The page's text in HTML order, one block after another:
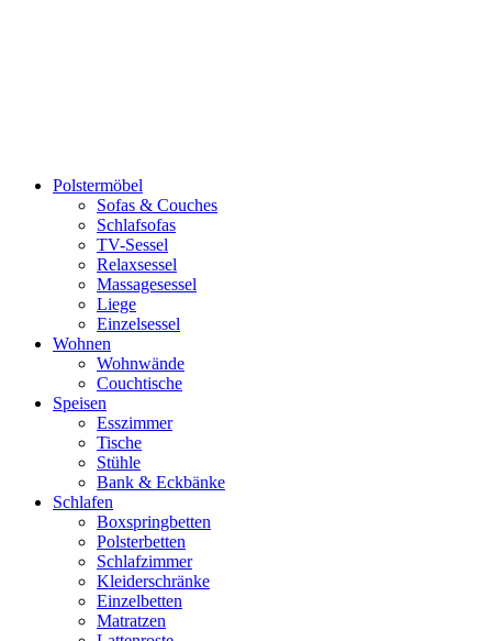
Polstermöbel
Sofas & Couches
Schlafsofas
TV-Sessel
Relaxsessel
Massagesessel
Liege
Einzelsessel
Wohnen
Wohnwände
Couchtische
Speisen
Esszimmer
Tische
Stühle
Bank & Eckbänke
Schlafen
Boxspringbetten
Polsterbetten
Schlafzimmer
Kleiderschränke
Einzelbetten
Matratzen